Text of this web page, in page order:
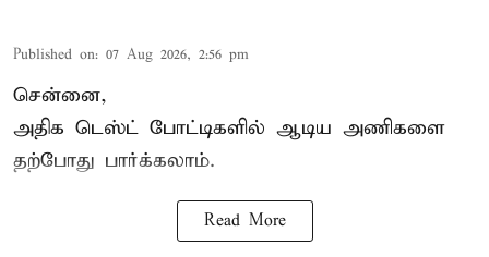
Published on: 07 Aug 2026, 2:56 pm
சென்னை,
அதிக டெஸ்ட் போட்டிகளில் ஆடிய அணிகளை
தற்போது பார்க்கலாம்.
Read More